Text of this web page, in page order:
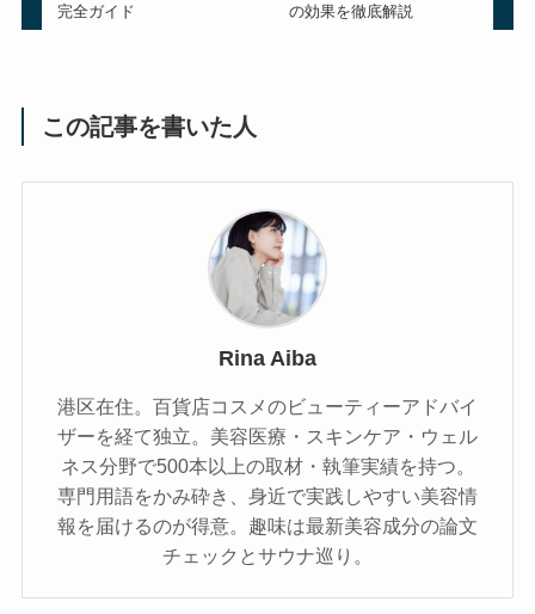
完全ガイド
の効果を徹底解説
この記事を書いた人
Rina Aiba
港区在住。百貨店コスメのビューティーアドバイ
ザーを経て独立。美容医療・スキンケア・ウェル
ネス分野で500本以上の取材・執筆実績を持つ。
専門用語をかみ砕き、⾝近で実践しやすい美容情
報を届けるのが得意。趣味は最新美容成分の論文
チェックとサウナ巡り。